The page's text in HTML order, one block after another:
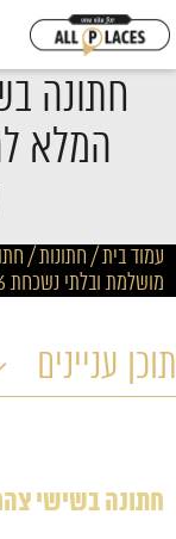
חתונה
המלא
עמוד בית/חתונות/
מושלמת ובלתי נשכחת 2026
תוכן עניינים
חתונה בשישי